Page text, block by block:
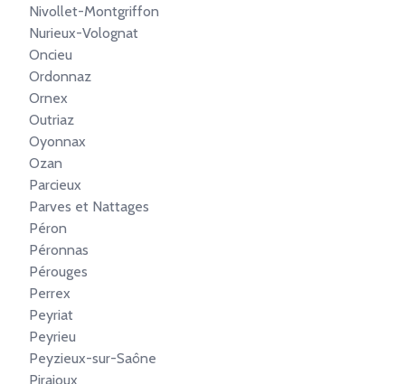
Nivollet-Montgriffon
Nurieux-Volognat
Oncieu
Ordonnaz
Ornex
Outriaz
Oyonnax
Ozan
Parcieux
Parves et Nattages
Péron
Péronnas
Pérouges
Perrex
Peyriat
Peyrieu
Peyzieux-sur-Saône
Pirajoux